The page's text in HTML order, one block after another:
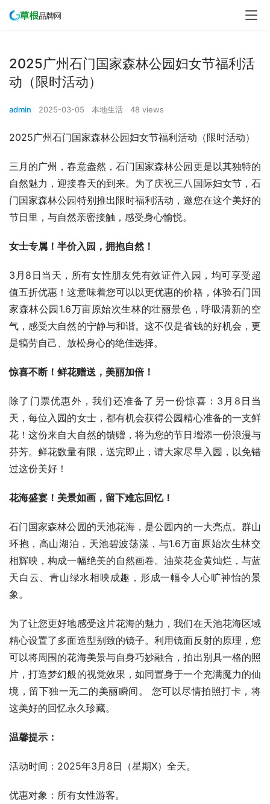
2025广州石门国家森林公园妇女节福利活
动（限时活动）
admin 2025-03-05 本地生活 48 views
2025广州石门国家森林公园妇女节福利活动（限时活动）
三月的广州，春意盎然，石门国家森林公园更是以其独特的
自然魅力，迎接春天的到来。为了庆祝三八国际妇女节，石
门国家森林公园特别推出限时福利活动，邀您在这个美好的
节日里，与自然亲密接触，感受身心愉悦。
女士专属！半价入园，拥抱自然！
3月8日当天，所有女性朋友凭有效证件入园，均可享受超
值五折优惠！这意味着您可以以更优惠的价格，体验石门国
家森林公园1.6万亩原始次生林的壮丽景色，呼吸清新的空
气，感受大自然的宁静与和谐。这不仅是省钱的好机会，更
是犒劳自己、放松身心的绝佳选择。
惊喜不断！鲜花赠送，美丽加倍！
除了门票优惠外，我们还准备了另一份惊喜：3月8日当
天，每位入园的女士，都有机会获得公园精心准备的一支鲜
花！这份来自大自然的馈赠，将为您的节日增添一份浪漫与
芬芳。鲜花数量有限，送完即止，请大家尽早入园，以免错
过这份美好！
花海盛宴！美景如画，留下难忘回忆！
石门国家森林公园的天池花海，是公园内的一大亮点。群山
环抱，高山湖泊，天池碧波荡漾，与1.6万亩原始次生林交
相辉映，构成一幅绝美的自然画卷。油菜花金黄灿烂，与蓝
天白云、青山绿水相映成趣，形成一幅令人心旷神怡的景
象。
为了让您更好地感受这片花海的魅力，我们在天池花海区域
精心设置了多面造型别致的镜子。利用镜面反射的原理，您
可以将周围的花海美景与自身巧妙融合，拍出别具一格的照
片，打造梦幻般的视觉效果，如同置身于一个充满魔力的仙
境，留下独一无二的美丽瞬间。 您可以尽情拍照打卡，将
这美好的回忆永久珍藏。
温馨提示：
活动时间：2025年3月8日（星期X）全天。
优惠对象：所有女性游客。